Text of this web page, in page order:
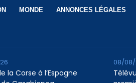
MONDE ANNONCES LÉGALES
la Corse à l’Espagne
08/